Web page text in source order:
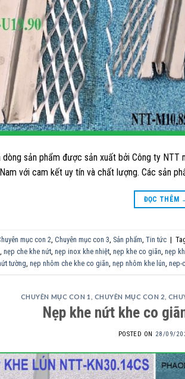
dòng sản phẩm được sản xuất bởi Công ty
với cam kết uy tín và chất lượng. Các sản
ĐỌC THÊM
mục con 2, Chuyên mục con 3, Sản phẩm, Tin tức |
, nẹp che khe nứt, nẹp inox khe nhiệt, nẹp khe co giãn, nẹp
tường, nẹp nhôm che khe co giãn, nẹp nhôm khe lún, nep-
CHUYÊN MỤC CON 1 CHUYÊN MỤC CON 2
Nẹp khe nứt khe co
POSTED ON 28/09/